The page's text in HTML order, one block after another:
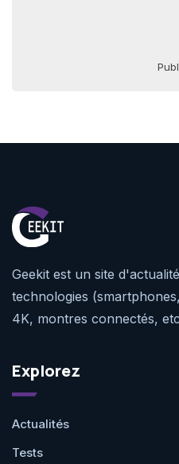
Geekit est un site
technologies
4K, montres connectés,
Explorez
Actualités
Tests